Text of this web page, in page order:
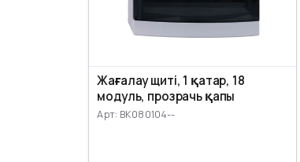
Жағалау щиті, 1 қатар, 18
модуль, прозрачь қапы
Арт: BK080104--